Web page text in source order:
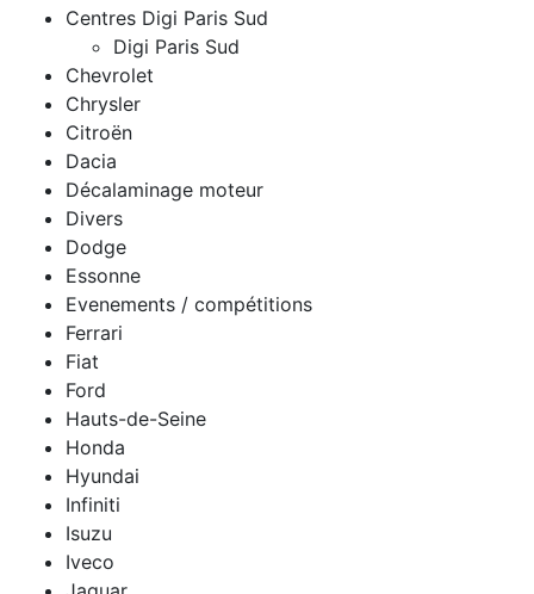
Centres Digi Paris Sud
Digi Paris Sud
Chevrolet
Chrysler
Citroën
Dacia
Décalaminage moteur
Divers
Dodge
Essonne
Evenements / compétitions
Ferrari
Fiat
Ford
Hauts-de-Seine
Honda
Hyundai
Infiniti
Isuzu
Iveco